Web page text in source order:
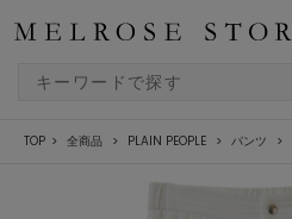
TOP 全商品 PLAIN PEOPLE パンツ